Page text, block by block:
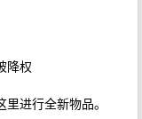
降权
进行全新物品。